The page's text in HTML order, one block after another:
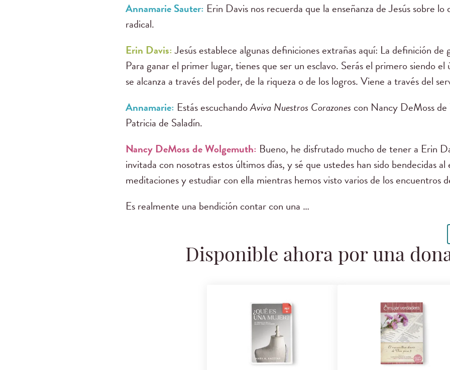
Annamarie Sauter: Erin Davis nos recuerda que la enseñanza de Jesús sobre lo
radical.
Erin Davis: Jesús establece algunas definiciones extrañas aquí: La definición de
Para ganar el primer lugar, tienes que ser un esclavo. Serás el primero siendo
se alcanza a través del poder, de la riqueza o de los logros. Viene a través del
Annamarie: Estás escuchandoAviva Nuestros Corazones con Nancy DeMoss
Patricia de Saladín.
Nancy DeMoss de Wolgemuth: Bueno, he disfrutado mucho de tener a Erin
invitada con nosotras estos últimos días, y sé que ustedes han sido bendecidas al
meditaciones y estudiar con ella mientras hemos visto varios de los encuentros
Es realmente una bendición contar con una …
Disponible ahora por una